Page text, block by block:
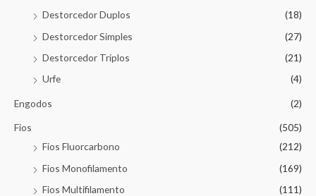
Destorcedor Duplos
(18)
Destorcedor Simples
(27)
Destorcedor Triplos
(21)
Urfe
(4)
Engodos (2)
Fios
(505)
Fios Fluorcarbono
(212)
Fios Monofilamento
(169)
Fios Multifilamento
(111)